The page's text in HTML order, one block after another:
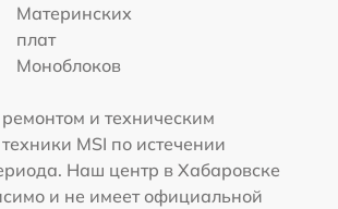
Материнских
плат
Моноблоков
и техническим
MSI по истечении
Наш центр в Хабаровске
и не имеет официальной